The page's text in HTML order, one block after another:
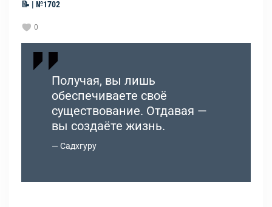
📝 | №1702
0
Получая, вы лишь
обеспечиваете своё
существование. Отдавая —
вы создаёте жизнь.
Садхгуру